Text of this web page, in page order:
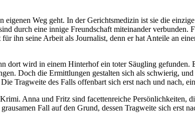
Weg geht. In der Gerichtsmedizin ist sie die
durch eine innige Freundschaft miteinander
ihn seine Arbeit als Journalist, denn er hat Anteile an
wird in einem Hinterhof ein toter Säugling gefunden.
Doch die Ermittlungen gestalten sich als schwierig,
Tragweite des Falls offenbart sich erst nach und nach,
Anna und Fritz sind facettenreiche Persönlichkeiten,
Fall auf den Grund, dessen Tragweite sich erst